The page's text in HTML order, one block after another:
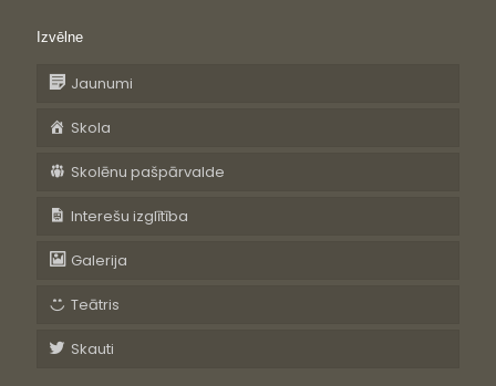
Izvēlne
Jaunumi
Skola
Skolēnu pašpārvalde
Interešu izglītība
Galerija
Teātris
Skauti